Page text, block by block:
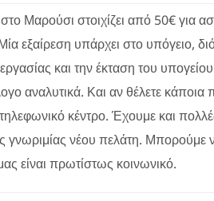
Μαρούσι στοιχίζει από 50€ για
εξαίρεση υπάρχει στο υπόγειο,
και την έκταση του
αναλυτικά. Και αν θέλετε
κέντρο. Έχουμε και
γνωριμίας νέου πελάτη. Μπορούμε
είναι πρωτίστως κοινωνικό.